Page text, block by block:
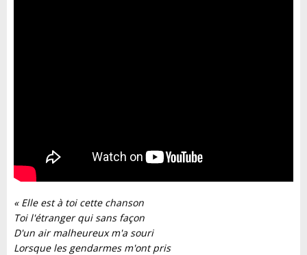
« Elle est à toi cette chanson
Toi l'étranger qui sans façon
D'un air malheureux m'a souri
Lorsque les gendarmes m'ont pris